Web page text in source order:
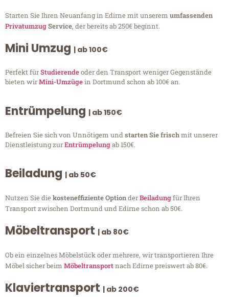
Starten Sie Ihren Neuanfang in Edirne mit unserem umfassenden
PrivatumzugService, der bereits ab 250€ beginnt.
Mini Umzug | ab 100€
Perfekt fürStudierendeoder den Transport weniger Gegenstände
bieten wirMini-Umzügein Dortmund schon ab 100€ an.
Entrümpelung | ab 150€
Befreien Sie sich von Unnötigem undstarten Sie frischmit unserer
Dienstleistung zurEntrümpelungab 150€.
Beiladung | ab 50€
Nutzen Sie diekosteneffiziente OptionderBeiladungfür Ihren
Transport zwischen Dortmund und Edirne schon ab 50€.
Möbeltransport | ab 80€
Ob ein einzelnes Möbelstück oder mehrere, wir transportieren Ihre
Möbel sicher beim Möbeltransportnach Edirne preiswert ab 80€.
Klaviertransport | ab 200€